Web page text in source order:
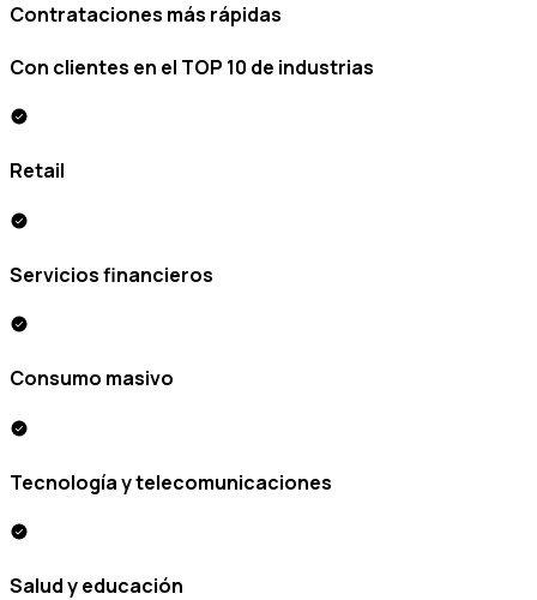
Contrataciones más rápidas
Con clientes en el TOP 10 de industrias
Retail
Servicios financieros
Consumo masivo
Tecnología y telecomunicaciones
Salud y educación